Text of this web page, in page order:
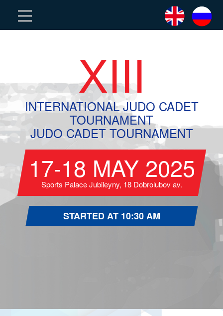
XIII
INTERNATIONAL JUDO CADET
TOURNAMENT
JUDO CADET TOURNAMENT
17-18 MAY 2025
Sports Palace Jubileyny, 18 Dobrolubov av.
STARTED AT 10:30 AM